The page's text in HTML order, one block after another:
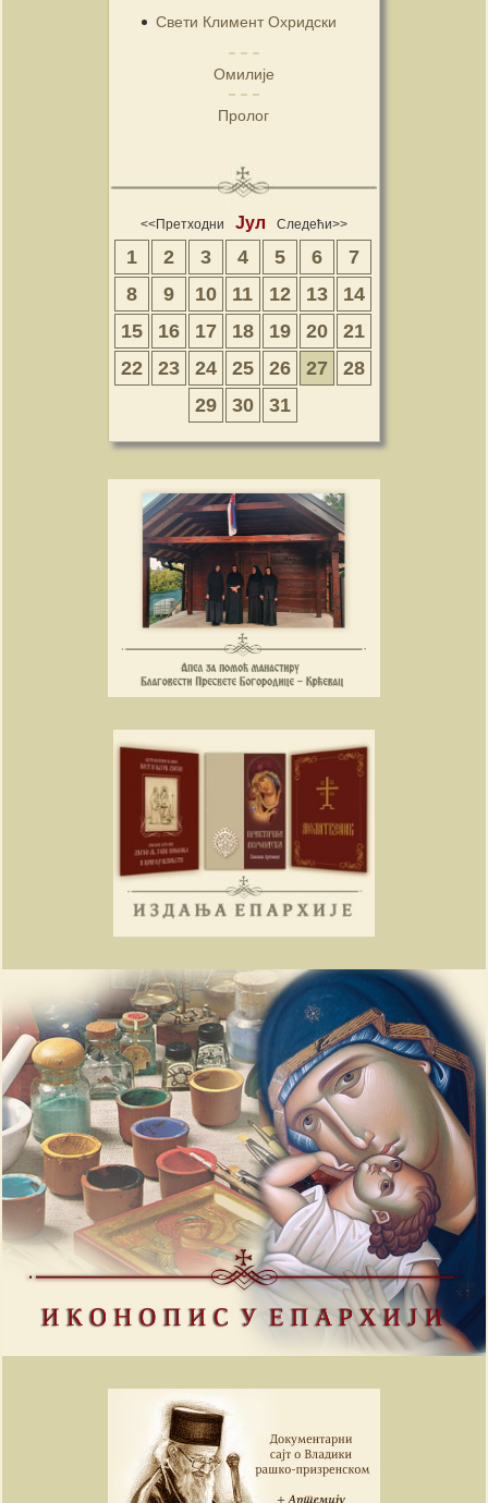
Свети Климент Охридски
Омилије
Пролог
<<Претходни Јул Следећи>>
1 2 3 4 5 6
7
8
9 10 11 12 13
14
15
16 17 18 19 20
21
22
23 24 25 26 27
28
29
30 31